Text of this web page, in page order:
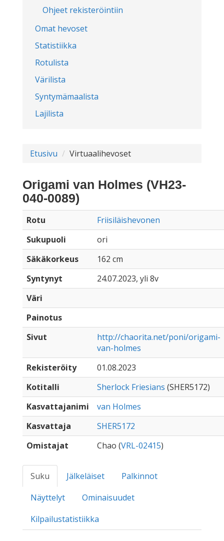
Ohjeet rekisteröintiin
Omat hevoset
Statistiikka
Rotulista
Värilista
Syntymämaalista
Lajilista
Etusivu Virtuaalihevoset
Origami van Holmes (VH23-
040-0089)
Rotu
Friisiläishevonen
Sukupuoli
ori
Säkäkorkeus
162 cm
Syntynyt
24.07.2023, yli 8v
Väri
Painotus
Sivut
http://chaorita.net/poni/origami-
van-holmes
Rekisteröity
01.08.2023
Kotitalli
Sherlock Friesians (SHER5172)
Kasvattajanimi
van Holmes
Kasvattaja
SHER5172
Omistajat
Chao (VRL-02415)
Suku Jälkeläiset
Palkinnot
Näyttelyt
Ominaisuudet
Kilpailustatistiikka